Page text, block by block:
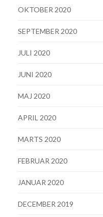
OKTOBER 2020
SEPTEMBER 2020
JULI 2020
JUNI 2020
MAJ 2020
APRIL 2020
MARTS 2020
FEBRUAR 2020
JANUAR 2020
DECEMBER 2019